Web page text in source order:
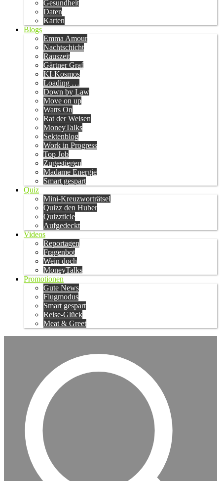
Gesundheit
Daten
Karten
Blogs
Emma Amour
Nachtschicht
Rauszeit
Gärtner Graf
KI-Kosmos
Loading …
Down by Law
Move on up
Watts On
Rat der Weisen
MoneyTalks
Sektenblog
Work in Progress
Top Job
Zugestiegen
Madame Energie
Smart gespart
Quiz
Mini-Kreuzworträtsel
Quizz den Huber
Quizzticle
Aufgedeckt
Videos
Reportagen
Fragenbot
Wein doch
MoneyTalks
Promotionen
Gute News
Flugmodus
Smart gespart
Reise-Glück
Meat & Greet